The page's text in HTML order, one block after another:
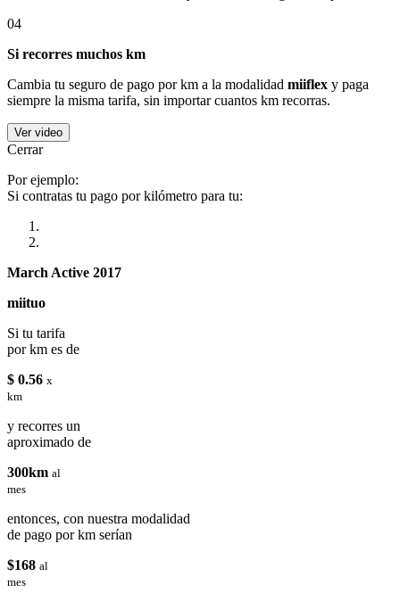
04
Si recorres muchos km
Cambia tu seguro de pago por km a la modalidad miiflex y paga
siempre la misma tarifa, sin importar cuantos km recorras.
Ver video
Cerrar
Por ejemplo:
Si contratas tu pago por kilómetro para tu:
March Active 2017
miituo
Si tu tarifa
por km es de
$ 0.56 x
km
y recorres un
aproximado de
300km al
mes
entonces, con nuestra modalidad
de pago por km serían
$168 al
mes